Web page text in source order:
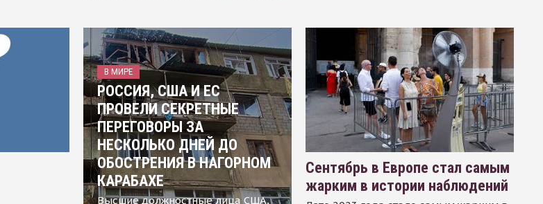
В МИРЕ
РОССИЯ, США И ЕС
ПРОВЕЛИ СЕКРЕТНЫЕ
ПЕРЕГОВОРЫ ЗА
НЕСКОЛЬКО ДНЕЙ ДО
ОБОСТРЕНИЯ В НАГОРНОМ
КАРАБАХЕ
Высшие должностные лица США,
Сентябрь в Европе стал самым
жарким в истории наблюдений